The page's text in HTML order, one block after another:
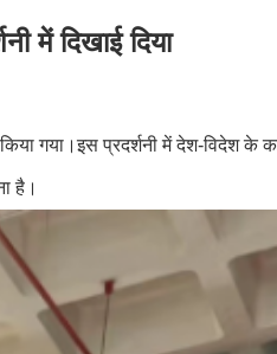
में दिखाई दिया
गया।इस प्रदर्शनी में देश-विदेश के
है।